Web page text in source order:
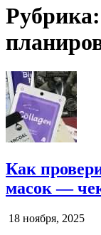
Рубрика:
Как
масок —
18 ноября, 2025